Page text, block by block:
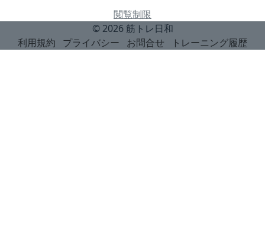
閲覧制限
© 2026 筋トレ日和
利用規約
プライバシー お問合せ トレーニング履歴